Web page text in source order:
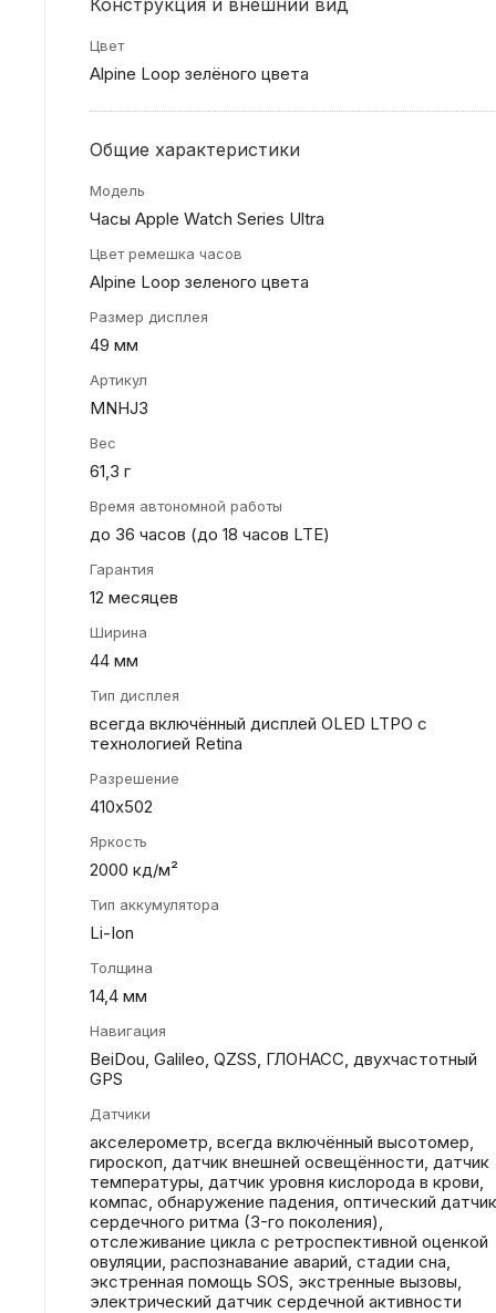
Цвет
Alpine Loop зелёного цвета
Общие характеристики
Модель
Часы Apple Watch Series Ultra
Цвет ремешка часов
Alpine Loop зеленого цвета
Размер дисплея
49 мм
Артикул
MNHJ3
Вес
61,3 г
Время автономной работы
до 36 часов (до 18 часов LTE)
Гарантия
12 месяцев
Ширина
44 мм
Тип дисплея
всегда включённый дисплей OLED LTPO с
технологией Retina
Разрешение
410х502
Яркость
2000 кд/м²
Тип аккумулятора
Li-Ion
Толщина
14,4 мм
Навигация
BeiDou, Galileo, QZSS, ГЛОНАСС, двухчастотный
GPS
Датчики
акселерометр, всегда включённый высотомер,
гироскоп, датчик внешней освещённости, датчик
температуры, датчик уровня кислорода в крови,
компас, обнаружение падения, оптический датчик
сердечного ритма (3-го поколения),
отслеживание цикла с ретроспективной оценкой
овуляции, распознавание аварий, стадии сна,
экстренная помощь SOS, экстренные вызовы,
электрический датчик сердечной активности